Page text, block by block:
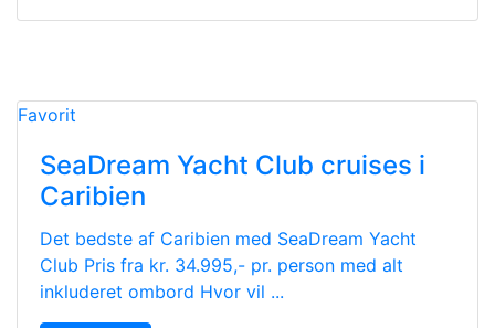
Favorit
SeaDream Yacht Club cruises i
Caribien
Det bedste af Caribien med SeaDream Yacht
Club Pris fra kr. 34.995,- pr. person med alt
inkluderet ombord Hvor vil ...